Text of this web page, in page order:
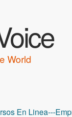
World
En Linea---